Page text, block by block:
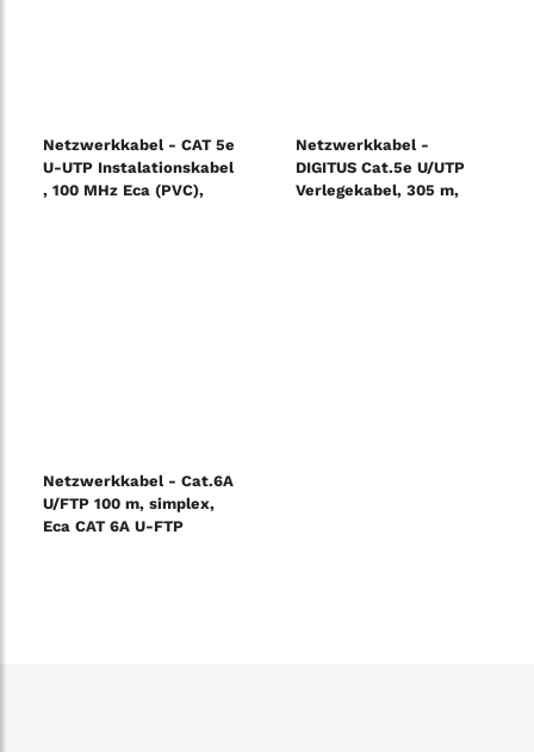
Netzwerkkabel - CAT 5e
U-UTP Instalationskabel
, 100 MHz Eca (PVC),
Netzwerkkabel -
DIGITUS Cat.5e U/UTP
Verlegekabel, 305 m,
Netzwerkkabel - Cat.6A
U/FTP 100 m, simplex,
Eca CAT 6A U-FTP